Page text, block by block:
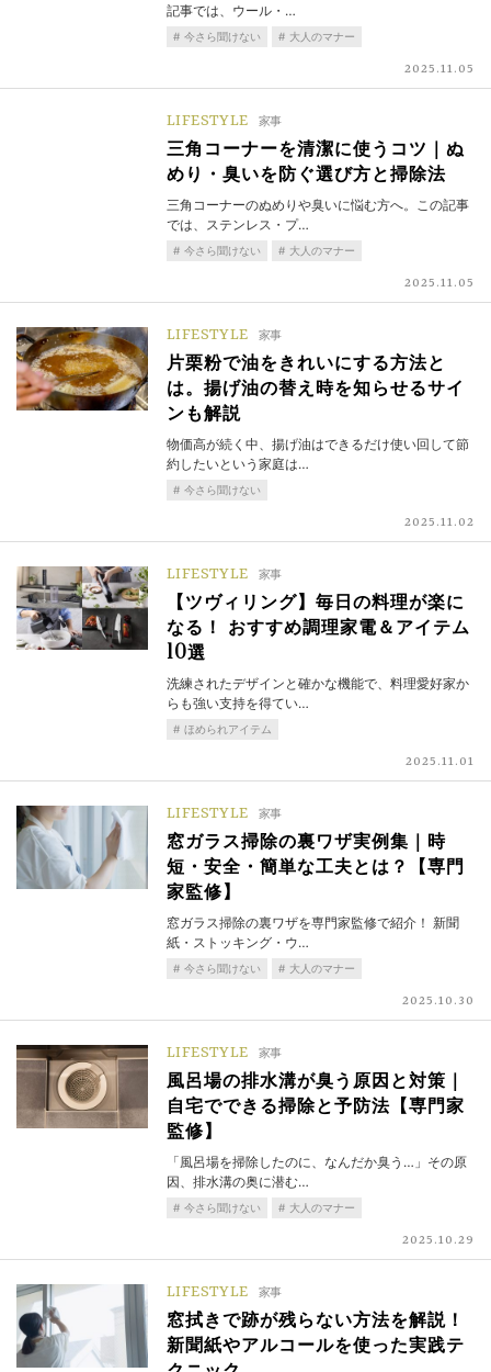
記事では、ウール・…
今さら聞けない 大人のマナー
2025.11.05
LIFESTYLE 家事
三角コーナーを清潔に使うコツ｜ぬ
めり・臭いを防ぐ選び方と掃除法
三角コーナーのぬめりや臭いに悩む方へ。この記事
では、ステンレス・プ…
今さら聞けない 大人のマナー
2025.11.05
LIFESTYLE 家事
片栗粉で油をきれいにする方法と
は。揚げ油の替え時を知らせるサイ
ンも解説
物価高が続く中、揚げ油はできるだけ使い回して節
約したいという家庭は…
今さら聞けない
2025.11.02
LIFESTYLE 家事
【ツヴィリング】毎日の料理が楽に
なる！ おすすめ調理家電＆アイテム
10選
洗練されたデザインと確かな機能で、料理愛好家か
らも強い支持を得てい…
ほめられアイテム
2025.11.01
LIFESTYLE 家事
窓ガラス掃除の裏ワザ実例集｜時
短・安全・簡単な工夫とは？【専門
家監修】
窓ガラス掃除の裏ワザを専門家監修で紹介！ 新聞
紙・ストッキング・ウ…
今さら聞けない 大人のマナー
2025.10.30
LIFESTYLE 家事
風呂場の排水溝が臭う原因と対策｜
自宅でできる掃除と予防法【専門家
監修】
「風呂場を掃除したのに、なんだか臭う…」その原
因、排水溝の奥に潜む…
今さら聞けない 大人のマナー
2025.10.29
LIFESTYLE 家事
窓拭きで跡が残らない方法を解説！
新聞紙やアルコールを使った実践テ